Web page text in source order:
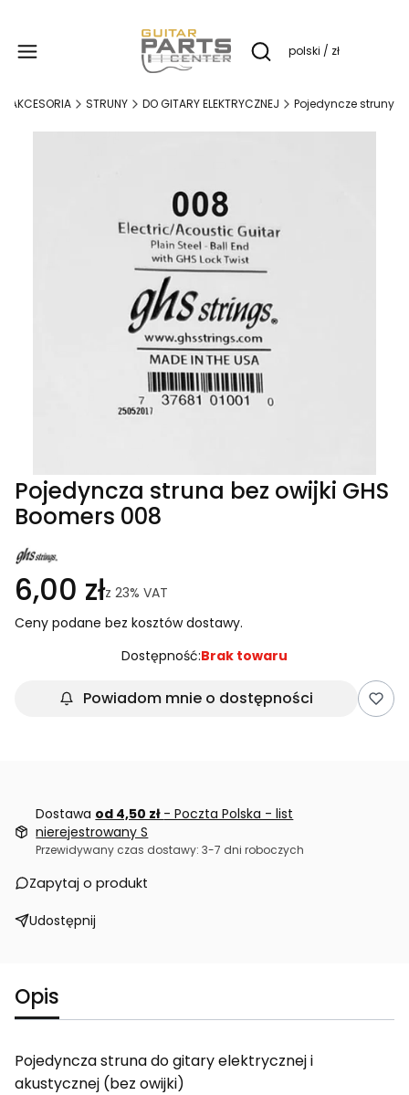
Otwórz wyszukiwarkę
polski / zł
AKCESORIA STRUNY DO GITARY ELEKTRYCZNEJ Pojedyncze struny
Pojedyncza struna bez owijki GHS
Boomers 008
6,00 złz 23% VAT
Ceny podane bez kosztów dostawy.
Dostępność:Brak towaru
Powiadom mnie o dostępności
Dostawa od 4,50 zł - Poczta Polska - list
nierejestrowany S
Przewidywany czas dostawy: 3-7 dni roboczych
Zapytaj o produkt
Udostępnij
Opis
Pojedyncza struna do gitary elektrycznej i
akustycznej (bez owijki)